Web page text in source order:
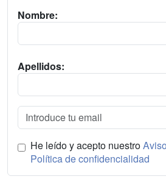
Nombre:
Apellidos:
He leído y acepto nuestro
Política de confidencialidad